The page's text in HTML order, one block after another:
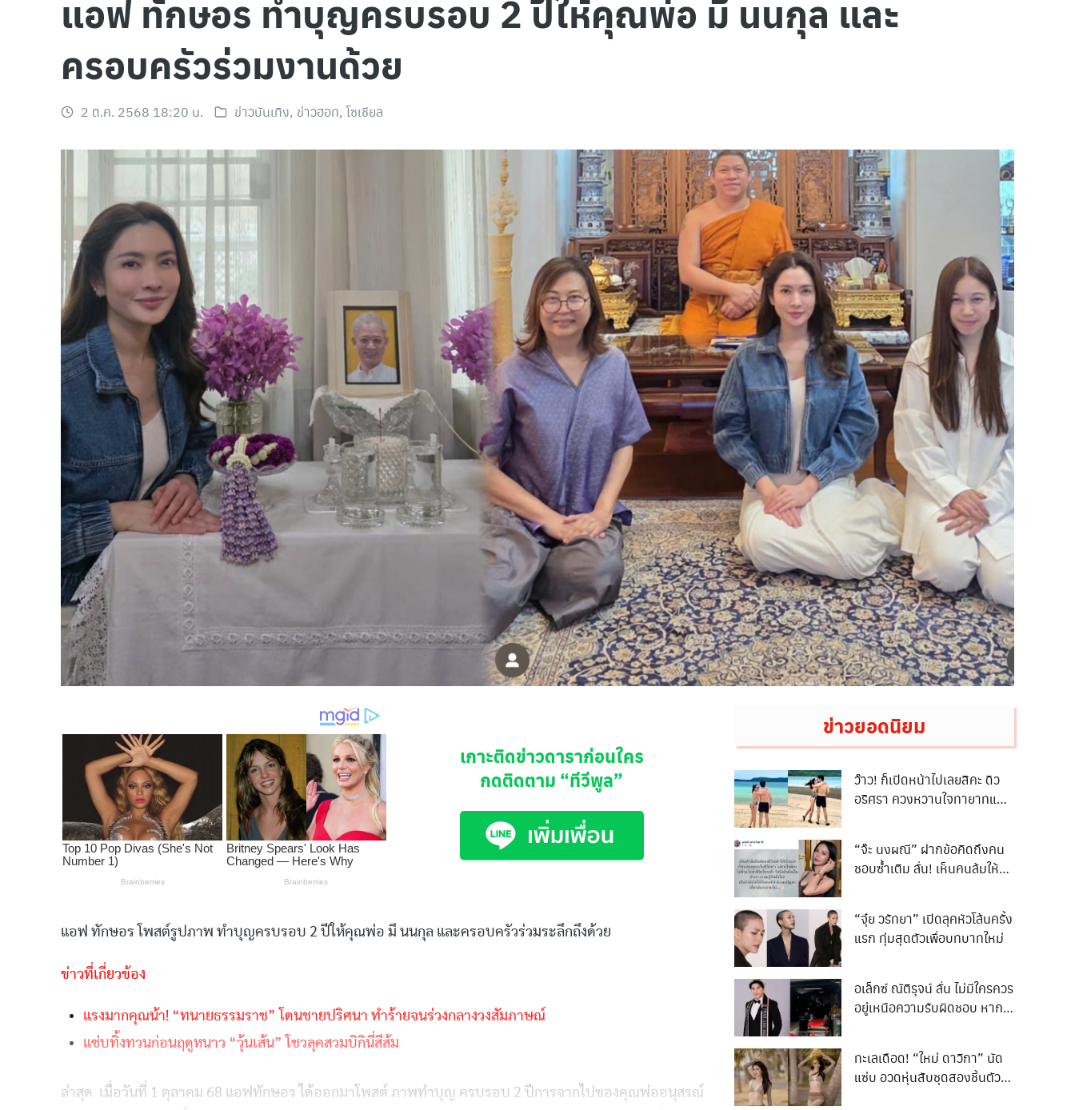
แอฟ ทักษอร ทำบุญครบรอบ 2 ปีให้คุณพ่อ มี นนกุล และ
ครอบครัวร่วมงานด้วย
2 ต.ค. 2568 18:20 น. ข่าวบันเทิง, ข่าวฮอท, โซเชียล
เกาะติดข่าวดาราก่อนใคร
กดติดตาม “ทีวีพูล”
แอฟ ทักษอร โพสต์รูปภาพ ทำบุญครบรอบ 2 ปีให้คุณพ่อ มี นนกุล และครอบครัวร่วมระลึกถึงด้วย
ข่าวที่เกี่ยวข้อง
แรงมากคุณน้า! “ทนายธรรมราช” โดนชายปริศนา ทำร้ายจนร่วงกลางวงสัมภาษณ์
แซ่บทิ้งทวนก่อนฤดูหนาว “วุ้นเส้น” โชวลุคสวมบิกินี่สีส้ม
ล่าสุด เมื่อวันที่ 1 ตุลาคม 68 แอฟทักษอร ได้ออกมาโพสต์ ภาพทำบุญ ครบรอบ 2 ปีการจากไปของคุณพ่ออนุสรณ์
ข่าวยอดนิยม
ว๊าว! ก็เปิดหน้าไปเลยสิคะ ดิว
อริศรา ควงหวานใจทายาทแสน
หวานเจี๊ยบ!!
“จ๊ะ นงผณี” ฝากข้อคิดถึงคน
ชอบซ้ำเติม ลั่น! เห็นคนล้มให้
“จุ๋ย วรัทยา” เปิดลุคหัวโล้นครั้ง
แรก ทุ่มสุดตัวเพื่อบทบาทใหม่
อเล็กซ์ ณัติรุจน์ ลั่น ไม่มีใครควร
อยู่เหนือความรับผิดชอบ หาก
โทษเทียบเท่าผู้ใหญ่ เพื่อความ
ศักสิทธิ์ของกฏหมาย”
ทะเลเดือด! “ใหม่ ดาวิกา” นัด
แซ่บ อวดหุ่นสับชุดสองชิ้นตัวจิ๋ว